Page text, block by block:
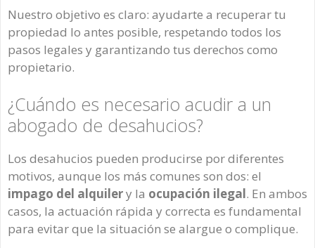
Nuestro objetivo es claro: ayudarte a recuperar tu
propiedad lo antes posible, respetando todos los
pasos legales y garantizando tus derechos como
propietario.
¿Cuándo es necesario acudir a un
abogado de desahucios?
Los desahucios pueden producirse por diferentes
motivos, aunque los más comunes son dos: el
impago del alquilery la ocupación ilegal. En ambos
casos, la actuación rápida y correcta es fundamental
para evitar que la situación se alargue o complique.